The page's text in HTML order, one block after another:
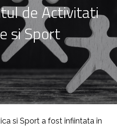
de Activitati
si Sport
si Sport a fost înfiintata în